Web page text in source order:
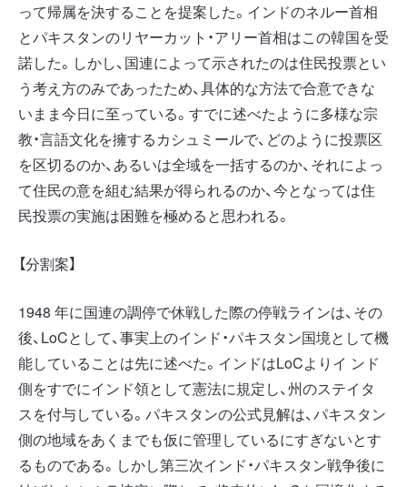
って帰属を決することを提案した。インドのネルー首相
とパキスタンのリヤーカット・アリー首相はこの韓国を受
諾した。しかし、国連によって示されたのは住民投票とい
う考え方のみであったため、具体的な方法で合意できな
いまま今日に至っている。すでに述べたように多様な宗
教・言語文化を擁するカシュミールで、どのように投票区
を区切るのか、あるいは全域を一括するのか、それによっ
て住民の意を組む結果が得られるのか、今となっては住
民投票の実施は困難を極めると思われる。
【分割案】
1948 年に国連の調停で休戦した際の停戦ラインは、その
後、LoCとして、事実上のインド・パキスタン国境として機
能していることは先に述べた。インドはLoCよりイ ンド
側をすでにインド領として憲法に規定し、州のステイタ
スを付与している。パキスタンの公式見解は、パキスタン
側の地域をあくまでも仮に管理しているにすぎないとす
るものである。しかし第三次インド・パキスタン戦争後に